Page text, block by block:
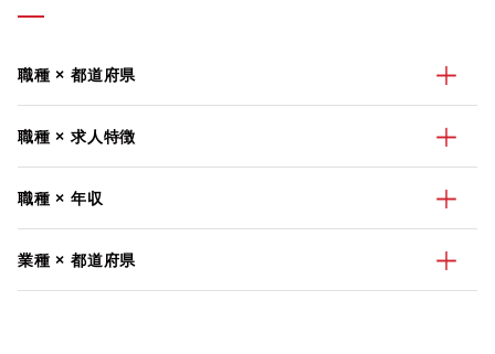
職種 × 都道府県
職種 × 求人特徴
職種 × 年収
業種 × 都道府県